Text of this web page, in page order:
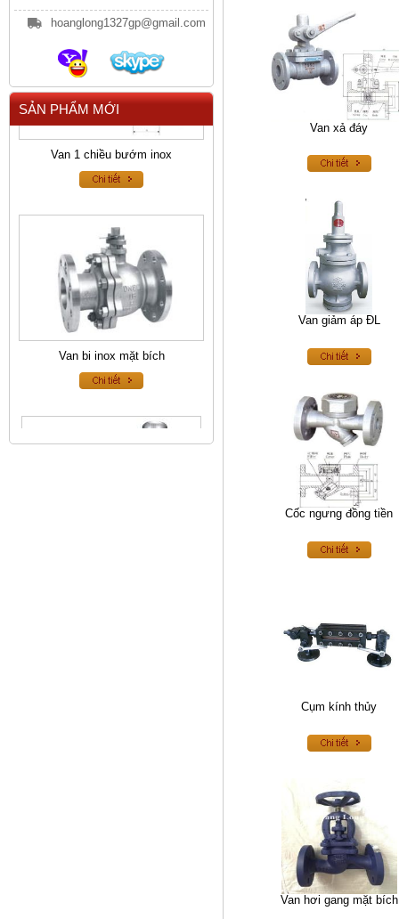
hoanglong1327gp@gmail.com
SẢN PHẨM MỚI
Van xả đáy
Van giảm áp ĐL
Cốc ngưng đồng tiền
Cụm kính thủy
Van hơi gang mặt bích